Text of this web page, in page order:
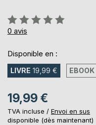
Évaluation:
0%
0 avis
Disponible en :
LIVRE 19,99 € EBOOK
19,99 €
TVA incluse / Envoi en sus
disponible (dès maintenant)